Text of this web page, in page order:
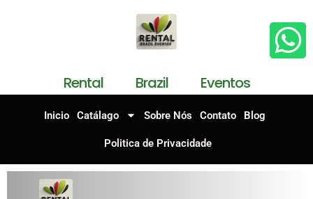
Rental Brazil Eventos
Inicio Catálago Sobre Nós Contato Blog
Politica de Privacidade